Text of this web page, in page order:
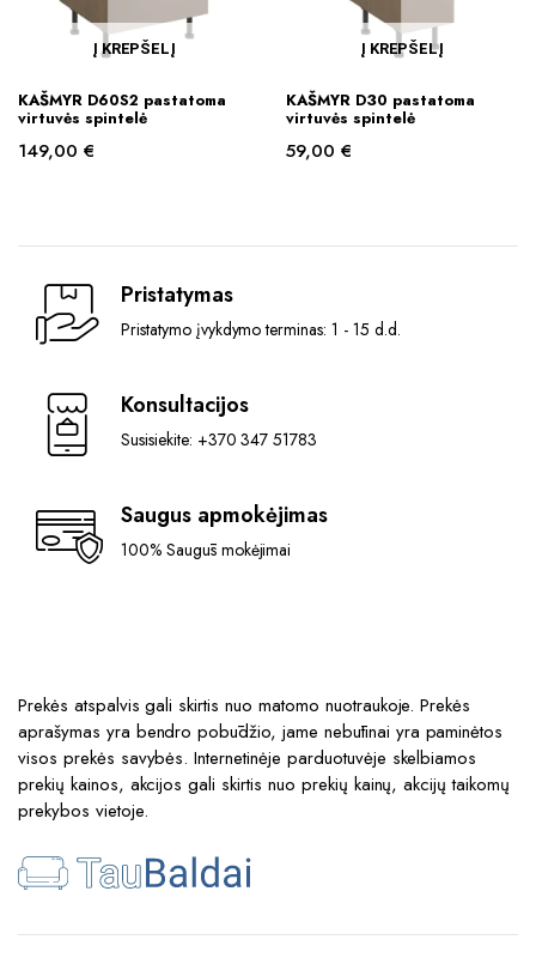
Į KREPŠELĮ
KAŠMYR D60S2 pastatoma
virtuvės spintelė
149,00 €
Į KREPŠELĮ
KAŠMYR D30 pastatoma
virtuvės spintelė
59,00 €
Pristatymas
Pristatymo įvykdymo terminas: 1 - 15 d.d.
Konsultacijos
Susisiekite: +370 347 51783
Saugus apmokėjimas
100% Saugūs mokėjimai
Prekės atspalvis gali skirtis nuo matomo nuotraukoje. Prekės
aprašymas yra bendro pobūdžio, jame nebūtinai yra paminėtos
visos prekės savybės. Internetinėje parduotuvėje skelbiamos
prekių kainos, akcijos gali skirtis nuo prekių kainų, akcijų taikomų
prekybos vietoje.